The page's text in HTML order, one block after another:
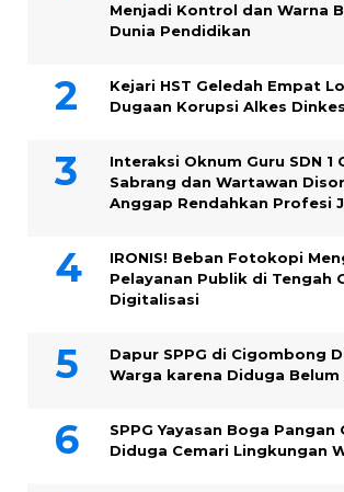
Menjadi Kontrol dan Warna
Dunia Pendidikan
Kejari HST Geledah Empat
Dugaan Korupsi Alkes
Interaksi Oknum Guru SDN 1
Sabrang dan Wartawan
Anggap Rendahkan Profesi
IRONIS! Beban Fotokopi
Pelayanan Publik di Tengah
Digitalisasi
Dapur SPPG di Cigombong
Warga karena Diduga Belum
SPPG Yayasan Boga Pangan
Diduga Cemari Lingkungan